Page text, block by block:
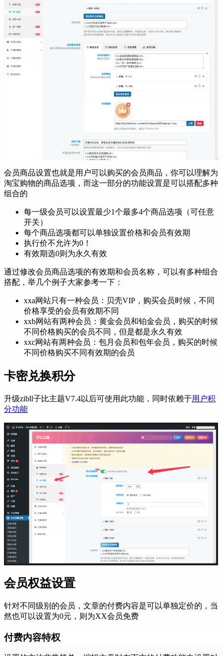
会员商品设置也就是用户可以购买的会员商品，你可以理解为
淘宝购物的商品选项，而这一部分的功能设置是可以搭配多种
组合的
每一级会员可以设置最少1个最多4个商品选项（可任意
开关）
每个商品选项都可以单独设置价格和会员有效期
执行价不允许为0！
有效期选0则为永久有效
通过修改会员商品选项的有效期和会员名称，可以有多种组合
搭配，举几个例子大家参考一下：
xxa网站只有一种会员：贝壳VIP，购买会员时候，不同
价格享受的会员有效期不同
xxb网站有两种会员：黄金会员和铂金会员，购买的时候
不同价格购买的会员不同，但是都是永久有效
xxc网站有两种会员：包月会员和包年会员，购买的时候
不同价格购买不同有效期的会员
卡密兑换积分
升级zibll子比主题V7.4以后可使用此功能，同时依赖于用户积
分功能
会员权益设置
针对不同级别的会员，文章的付费内容是可以单独定价的，当
然也可以设置为0元，则为XX会员免费
付费内容特权